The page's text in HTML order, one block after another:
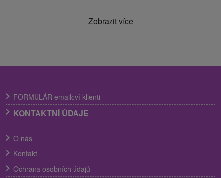
Zobrazit více
FORMULÁR emailoví klienti
KONTAKTNÍ ÚDAJE
O nás
Kontakt
Ochrana osobních údajů